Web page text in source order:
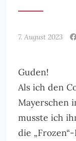
7. August 2023
Guden!
Als ich den
Mayerschen
musste ich
die